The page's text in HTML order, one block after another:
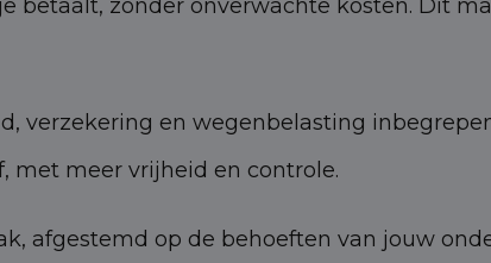
betaalt, zonder onverwachte kosten. Dit
verzekering en wegenbelasting
met meer vrijheid en controle.
afgestemd op de behoeften van jouw